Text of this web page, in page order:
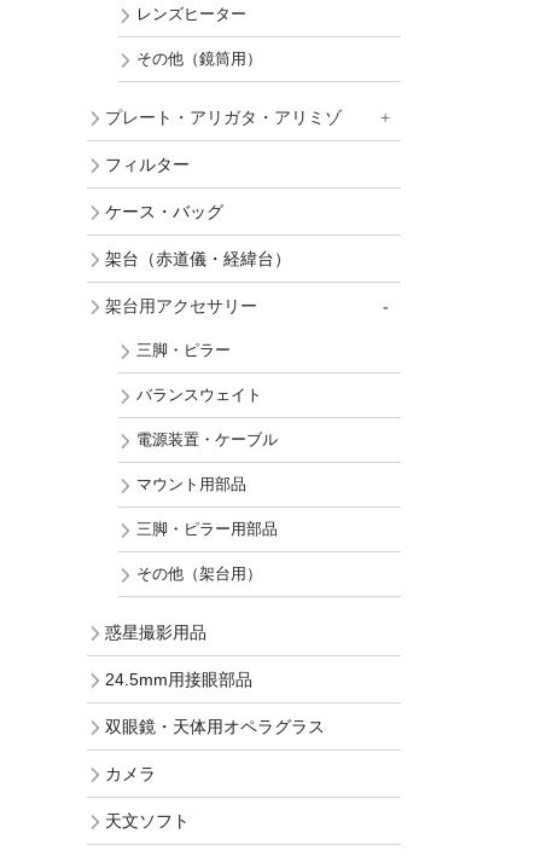
レンズヒーター
その他（鏡筒用）
プレート・アリガタ・アリミゾ
フィルター
ケース・バッグ
架台（赤道儀・経緯台）
架台用アクセサリー
三脚・ピラー
バランスウェイト
電源装置・ケーブル
マウント用部品
三脚・ピラー用部品
その他（架台用）
惑星撮影用品
24.5mm用接眼部品
双眼鏡・天体用オペラグラス
カメラ
天文ソフト